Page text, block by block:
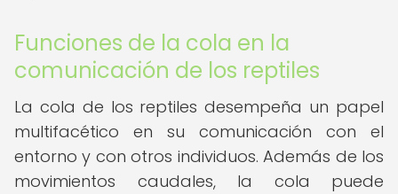
Funciones de la cola en la
comunicación de los reptiles
La cola de los reptiles desempeña un papel
multifacético en su comunicación con el
entorno y con otros individuos. Además de los
movimientos caudales, la cola puede